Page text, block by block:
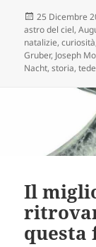
Scritto
il
25 Dicembre
astro del ciel,
natalizie,curiosità
Gruber, Joseph
Nacht,storia,
Il
questa